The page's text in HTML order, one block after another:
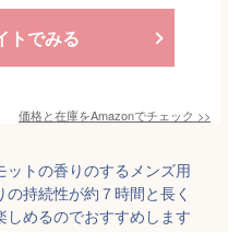
トでみる
価格と在庫をAmazonでチェック >>
トの香りのするメンズ用
持続性が約７時間と長く
めるのでおすすめします